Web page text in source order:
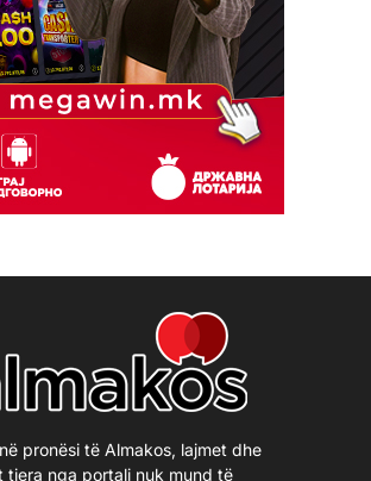
pronësi të Almakos, lajmet dhe
tjera nga portali nuk mund të